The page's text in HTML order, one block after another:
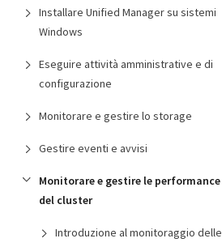
Installare Unified Manager su sistemi
Windows
Eseguire attività amministrative e di
configurazione
Monitorare e gestire lo storage
Gestire eventi e avvisi
Monitorare e gestire le performance
del cluster
Introduzione al monitoraggio delle